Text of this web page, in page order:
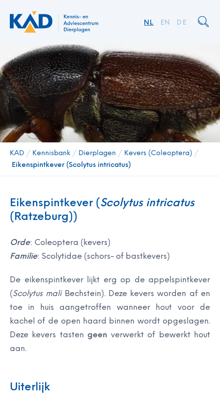
DE
EN
NL
KAD / Kennisbank / Dierplagen / Kevers (Coleoptera) /
Eikenspintkever (Scolytus intricatus)
Eikenspintkever (Scolytus intricatus
(Ratzeburg))
Orde: Coleoptera (kevers)
Familie: Scolytidae (schors- of bastkevers)
De eikenspintkever lijkt erg op de appelspintkever
(Scolytus maliBechstein). Deze kevers worden af en
toe in huis aangetroffen wanneer hout voor de
kachel of de open haard binnen wordt opgeslagen.
Deze kevers tastengeen verwerkt of bewerkt hout
aan.
Uiterlijk